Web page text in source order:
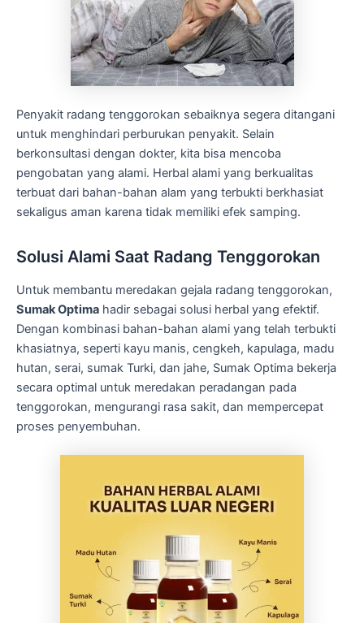
Penyakit radang tenggorokan sebaiknya segera ditangani
untuk menghindari perburukan penyakit. Selain
berkonsultasi dengan dokter, kita bisa mencoba
pengobatan yang alami. Herbal alami yang berkualitas
terbuat dari bahan-bahan alam yang terbukti berkhasiat
sekaligus aman karena tidak memiliki efek samping.
Solusi Alami Saat Radang Tenggorokan
Untuk membantu meredakan gejala radang tenggorokan,
Sumak Optima hadir sebagai solusi herbal yang efektif.
Dengan kombinasi bahan-bahan alami yang telah terbukti
khasiatnya, seperti kayu manis, cengkeh, kapulaga, madu
hutan, serai, sumak Turki, dan jahe, Sumak Optima bekerja
secara optimal untuk meredakan peradangan pada
tenggorokan, mengurangi rasa sakit, dan mempercepat
proses penyembuhan.